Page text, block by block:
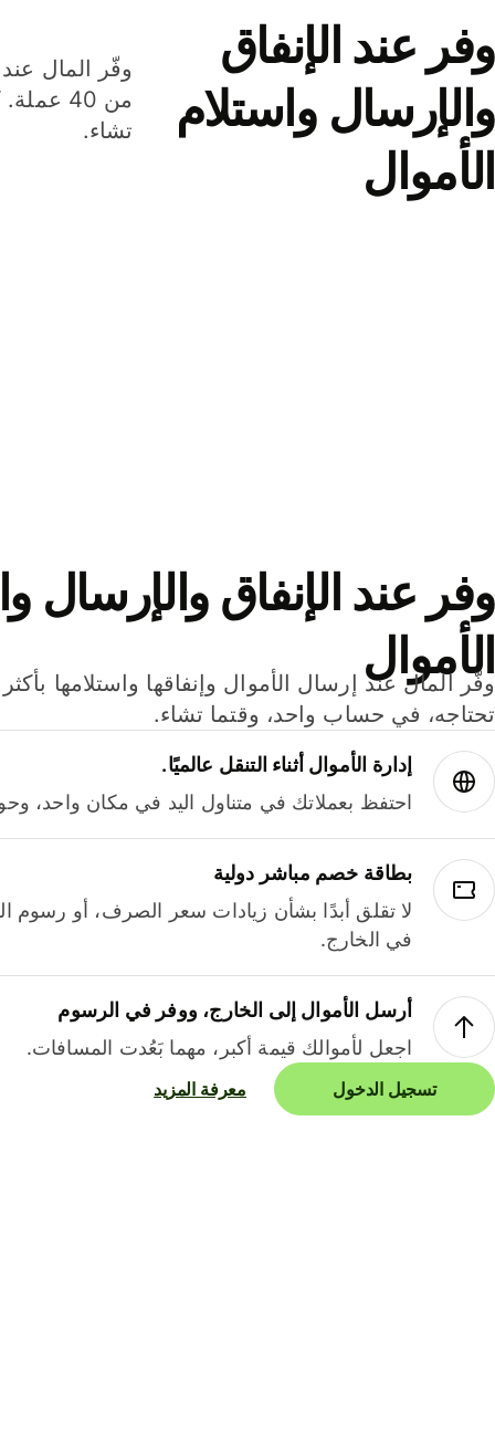
وفر عند الإنفاق
والإرسال واستلام
الأموال
وفّر المال عند
من 40
تشاء.
وفر عند الإنفاق والإرسال
الأموال
تحتاجه، في حساب واحد، وقتما تشاء.
إدارة الأموال أثناء التنقل عالميًا.
احتفظ بعملاتك في متناول اليد في مكان واحد،
بطاقة خصم مباشر دولية
لا تقلق أبدًا بشأن زيادات سعر الصرف، أو رسوم
في الخارج.
أرسل الأموال إلى الخارج، ووفر في الرسوم
اجعل لأموالك قيمة أكبر، مهما بَعُدت المسافات.
تسجيل الدخول معرفة المزيد